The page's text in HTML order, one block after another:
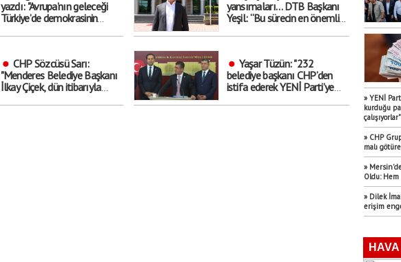
yazdı: "Avrupa’nın geleceği
Türkiye’de demokrasinin
yansımaları… DTB Başkanı
Yeşil: “Bu sürecin en önemli
CHP Sözcüsü Sarı:
"Menderes Belediye Başkanı
İlkay Çiçek, dün itibarıyla
Yaşar Tüzün: "232
belediye başkanı CHP’den
istifa ederek YENİ Parti’ye
» YENİ
kurduğu
çalışıyorlar"
» CHP
malı
»
Oldu:
» Dilek
erişim